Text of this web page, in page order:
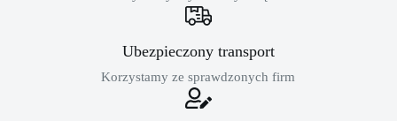
Ubezpieczony transport
Korzystamy ze sprawdzonych firm